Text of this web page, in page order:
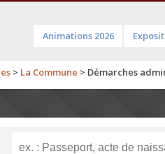
Animations 2026
> La Commune > Démarches